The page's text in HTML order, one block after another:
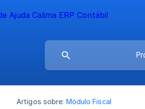
Artigos sobre: Módulo Fiscal